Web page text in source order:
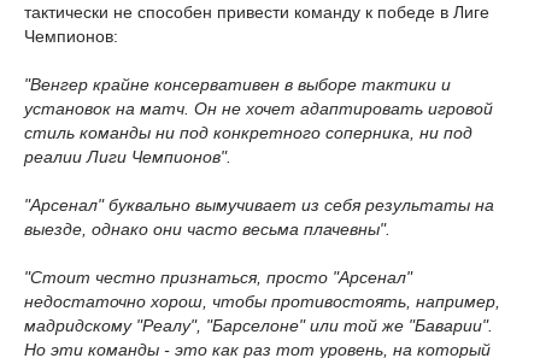
тактически не способен привести команду к победе в Лиге
Чемпионов:
"Венгер крайне консервативен в выборе тактики и
установок на матч. Он не хочет адаптировать игровой
стиль команды ни под конкретного соперника, ни под
реалии Лиги Чемпионов".
"Арсенал" буквально вымучивает из себя результаты на
выезде, однако они часто весьма плачевны".
"Стоит честно признаться, просто "Арсенал"
недостаточно хорош, чтобы противостоять, например,
мадридскому "Реалу", "Барселоне" или той же "Баварии".
Но эти команды - это как раз тот уровень, на который